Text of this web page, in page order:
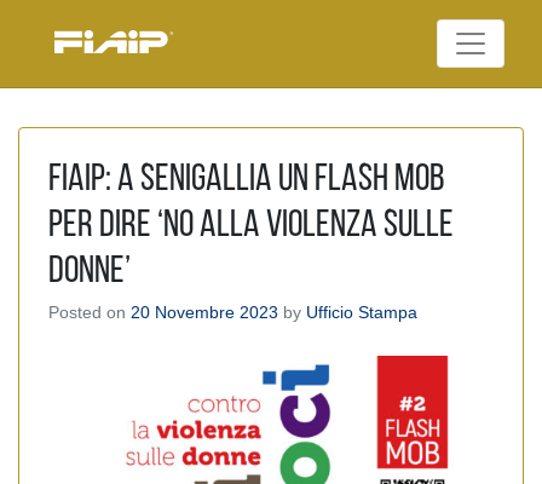
Federazione Italiana
Fiaip: A Senigallia un flash mob
per dire ‘No alla violenza sulle
donne’
Posted on 20 Novembre 2023 by Ufficio Stampa